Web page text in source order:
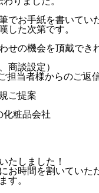
でお手紙を書いてい
した次第です。
せの機会を頂戴でき
商談設定）
担当者様からのご返
ご提案
化粧品会社
たしました！
お時間を割いていた
す。